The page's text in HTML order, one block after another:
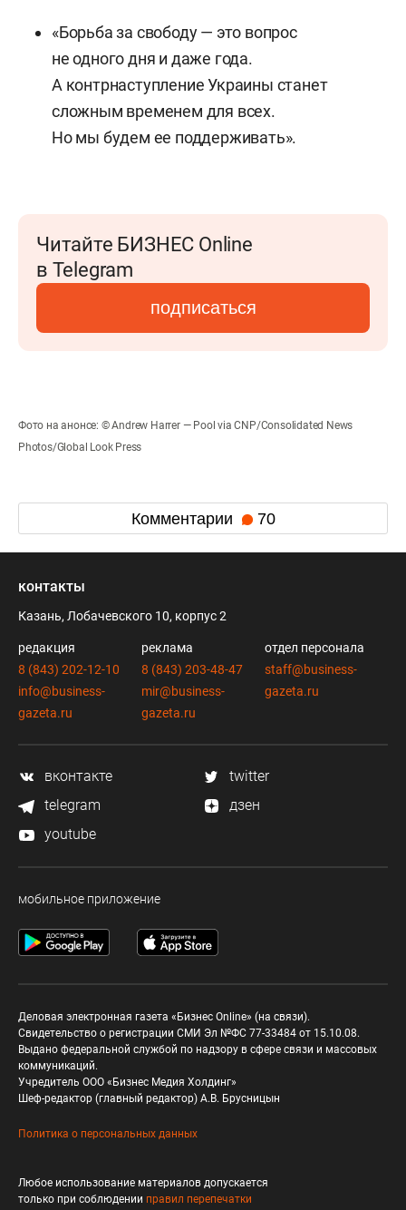
«Борьба за свободу — это вопрос
не одного дня и даже года.
А контрнаступление Украины станет
сложным временем для всех.
Но мы будем ее поддерживать».
Читайте БИЗНЕС Online
в Telegram
подписаться
Фото на анонсе: © Andrew Harrer — Pool via CNP/Consolidated News
Photos/Global Look Press
Комментарии 70
контакты
Казань, Лобачевского 10, корпус 2
редакция
8 (843) 202-12-10
info@business-
gazeta.ru
реклама
8 (843) 203-48-47
mir@business-
gazeta.ru
отдел персонала
staff@business-
gazeta.ru
вконтакте
twitter
telegram
дзен
youtube
мобильное приложение
Деловая электронная газета «Бизнес Online» (на связи).
Свидетельство о регистрации СМИ Эл №ФС 77-33484 от 15.10.08.
Выдано федеральной службой по надзору в сфере связи и массовых
коммуникаций.
Учредитель ООО «Бизнес Медия Холдинг»
Шеф-редактор (главный редактор) А.В. Брусницын
Политика о персональных данных
Любое использование материалов допускается
только при соблюдении правил перепечатки